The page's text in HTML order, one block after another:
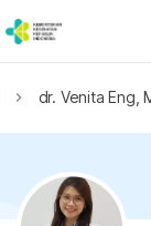
dr. Venita Eng,